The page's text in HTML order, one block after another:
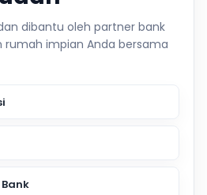
dibantu oleh partner bank
rumah impian Anda bersama